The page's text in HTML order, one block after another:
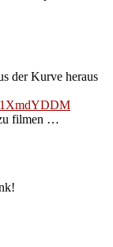
der Kurve heraus
filmen …